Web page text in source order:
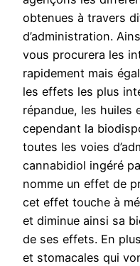
obtenues à travers
d’administration.
vous procurera les
rapidement mais
les effets les plus
répandue, les huiles
cependant la
toutes les voies
cannabidiol ingéré
nomme un effet de
cet effet touche à
et diminue ainsi sa
de ses effets. En
et stomacales qui